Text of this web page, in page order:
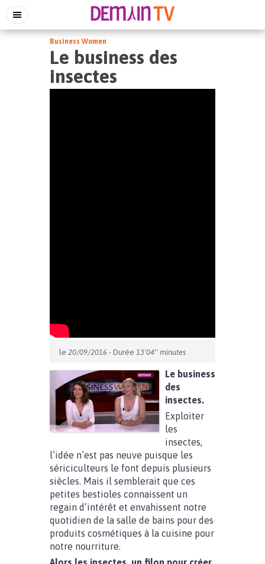
Business Women
Le business des
insectes
le 20/09/2016 - Durée 13'04'' minutes
Le business
des
insectes.
Exploiter
les
insectes,
l’idée n’est pas neuve puisque les
sériciculteurs le font depuis plusieurs
siècles. Mais il semblerait que ces
petites bestioles connaissent un
regain d’intérêt et envahissent notre
quotidien de la salle de bains pour des
produits cosmétiques à la cuisine pour
notre nourriture.